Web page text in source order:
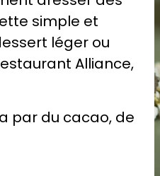
simple et
léger ou
Alliance,
par du cacao, de